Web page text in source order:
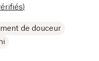
)
de douceur